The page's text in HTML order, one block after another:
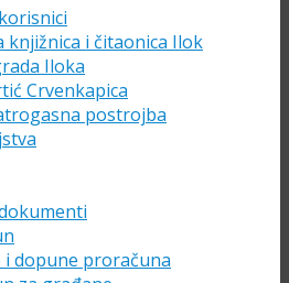
knjižnica i čitaonica Ilok
Iloka
Crvenkapica
postrojba
i dopune proračuna